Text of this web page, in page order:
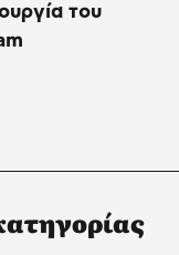
του